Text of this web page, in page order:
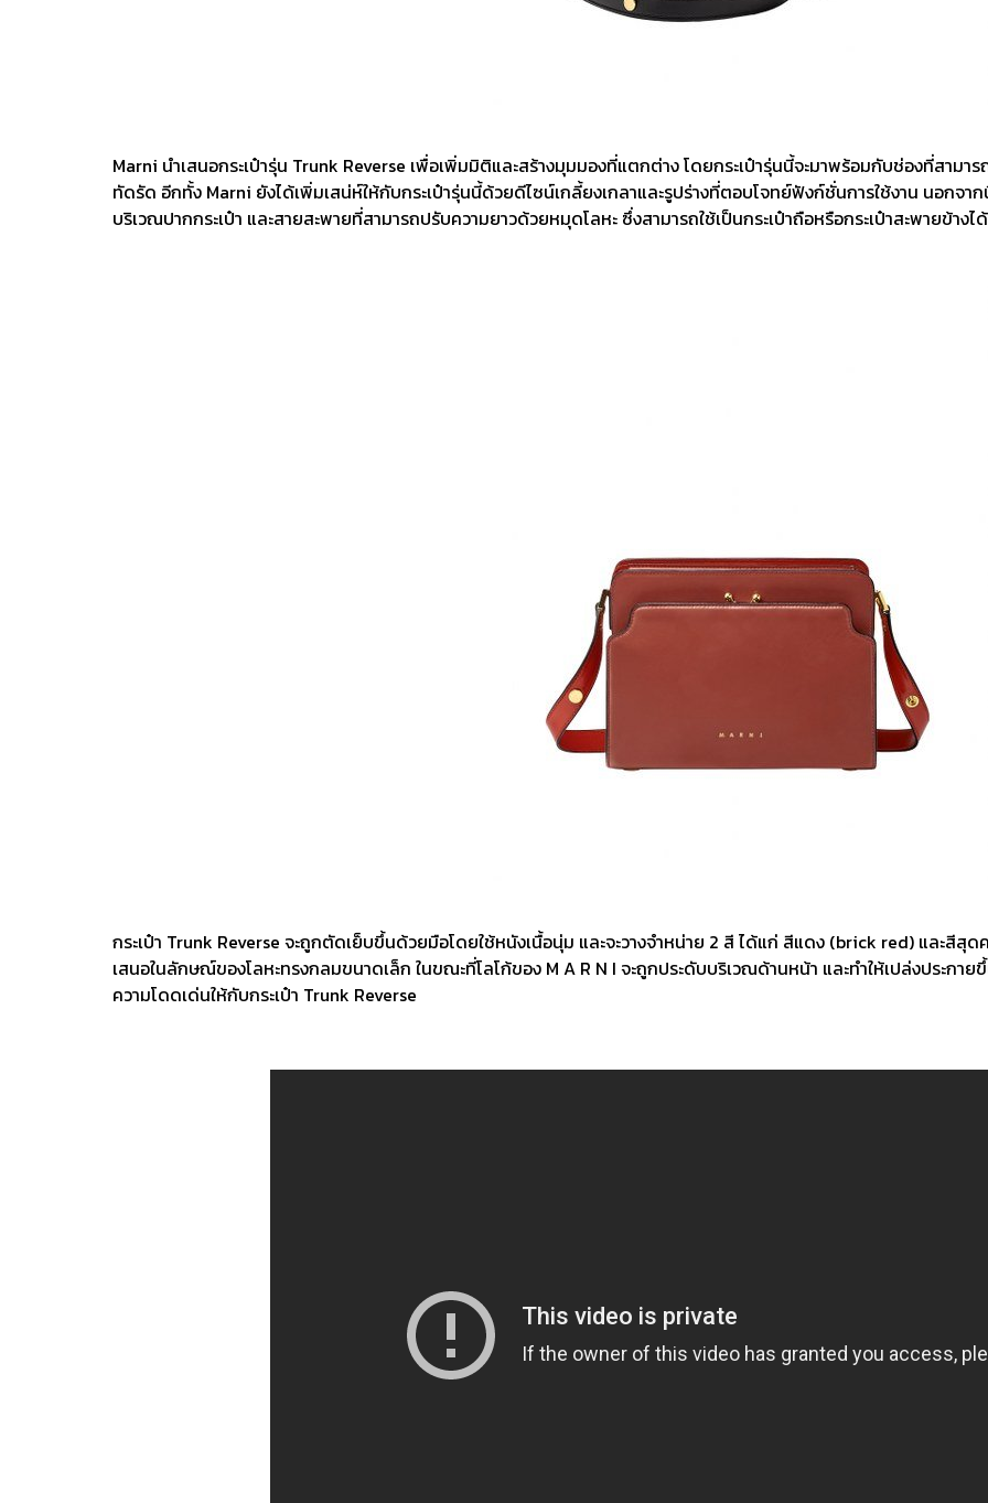
Marni นำเสนอกระเป๋ารุ่น Trunk Reverse เพื่อเพิ่มมิติและสร้างมุมมองที่แตกต่าง โดยกระเป๋ารุ่นนี้จะมาพร้อมกับช่องที่สาม
ทัดรัด อีกทั้ง Marni ยังได้เพิ่มเสน่ห์ให้กับกระเป๋ารุ่นนี้ด้วยดีไซน์เกลี้ยงเกลาและรูปร่างที่ตอบโจทย์ฟังก์ชั่นการใช้งาน นอกจา
บริเวณปากกระเป๋า และสายสะพายที่สามารถปรับความยาวด้วยหมุดโลหะ ซึ่งสามารถใช้เป็นกระเป๋าถือหรือกระเป๋าสะพายข้าง
กระเป๋า Trunk Reverse จะถูกตัดเย็บขึ้นด้วยมือโดยใช้หนังเนื้อนุ่ม และจะวางจำหน่าย 2 สี ได้แก่ สีแดง (brick red) และสีสุ
เสนอในลักษณ์ของโลหะทรงกลมขนาดเล็ก ในขณะที่โลโก้ของ M A R N I จะถูกประดับบริเวณด้านหน้า และทำให้เปล่งประก
ความโดดเด่นให้กับกระเป๋า Trunk Reverse